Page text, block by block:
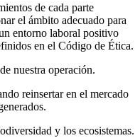
de cada parte
el ámbito adecuado para
entorno laboral positivo
en el Código de Ética.
nuestra operación.
reinsertar en el mercado
y los ecosistemas.